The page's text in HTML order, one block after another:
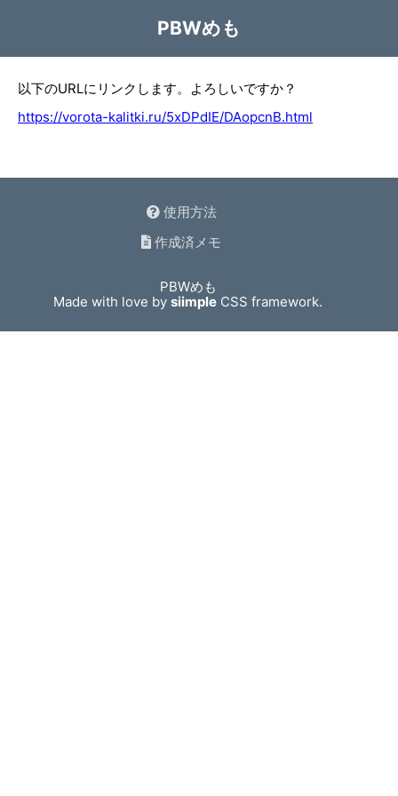
PBWめも
以下のURLにリンクします。よろしいですか？
https://vorota-kalitki.ru/5xDPdIE/DAopcnB.html
使用方法
作成済メモ
PBWめも
Made with love bysiimple CSS framework.